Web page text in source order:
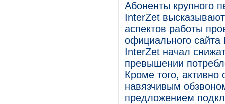
Абоненты крупного
InterZet
аспектов работы
официального сайта
InterZet начал
превышении
Кроме того,
навязчивым
предложением